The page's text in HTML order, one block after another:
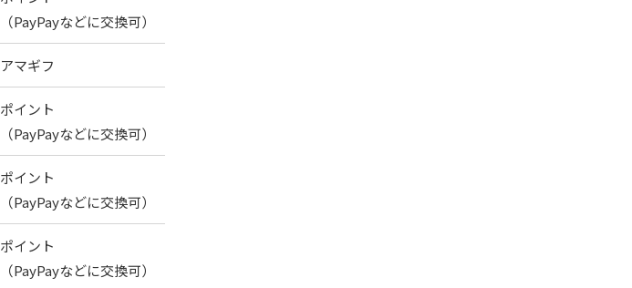
（PayPayなどに交換可）
アマギフ
ポイント
（PayPayなどに交換可）
ポイント
（PayPayなどに交換可）
ポイント
（PayPayなどに交換可）